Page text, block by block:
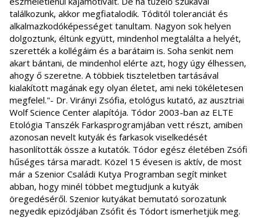
találkozunk, akkor megfiatalodik. Tóditól toleranciát és
alkalmazkodóképességet tanultam. Nagyon sok helyen
dolgoztunk, éltünk együtt, mindenhol megtalálta a helyét,
szerették a kollégáim és a barátaim is. Soha senkit nem
akart bántani, de mindenhol elérte azt, hogy úgy élhessen,
ahogy ő szeretne. A többiek tiszteletben tartásával
kialakított magának egy olyan életet, ami neki tökéletesen
megfelel."- Dr. Virányi Zsófia, etológus kutató, az ausztriai
Wolf Science Center alapítója. Tódor 2003-ban az ELTE
Etológia Tanszék Farkasprogramjában vett részt, amiben
azonosan nevelt kutyák és farkasok viselkedését
hasonlították össze a kutatók. Tódor egész életében Zsófi
hűséges társa maradt. Közel 15 évesen is aktív, de most
már a Szenior Családi Kutya Programban segít minket
abban, hogy minél többet megtudjunk a kutyák
öregedéséről. Szenior kutyákat bemutató sorozatunk
negyedik epizódjában Zsófit és Tódort ismerhetjük meg.